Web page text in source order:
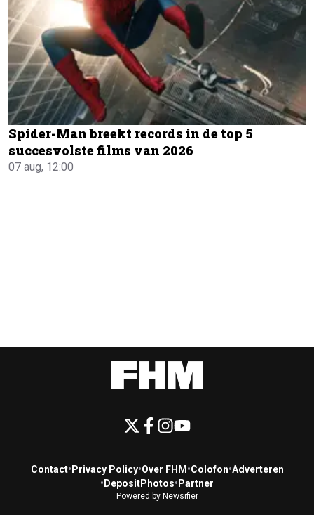
Spider-Man breekt records in de top 5
succesvolste films van 2026
07 aug, 12:00
Contact• Privacy Policy•Over FHM •Colofon•Adverteren
• DepositPhotos• Partner
Powered by Newsifier